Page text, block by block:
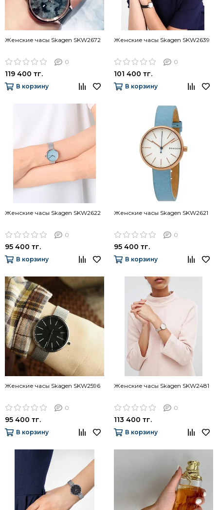
Женские часы Skagen SKW2672
0
119 400 тг.
В корзину
Женские часы Skagen SKW2639
0
101 400 тг.
В корзину
Женские часы Skagen SKW2622
0
95 400 тг.
В корзину
Женские часы Skagen SKW2621
0
95 400 тг.
В корзину
Женские часы Skagen SKW2596
0
95 400 тг.
В корзину
Женские часы Skagen SKW2481
0
113 400 тг.
В корзину